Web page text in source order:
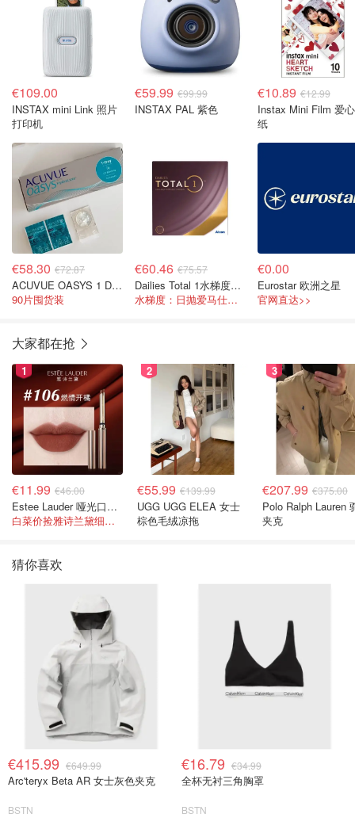
€109.00
INSTAX mini Link 照片
打印机
€59.99 €99.99
INSTAX PAL 紫色
€10.89 €12.99
Instax Mini Film 爱
纸
€58.30 €72.87
ACUVUE OASYS 1 Day日抛
90片囤货装
€60.46 €75.57
Dailies Total 1水梯度隐形眼镜90片
水梯度：日抛爱马仕，比国内还便宜
€0.00
Eurostar 欧洲之星
官网直达>>
大家都在抢
1
€11.99 €46.00
Estee Lauder 哑光口红 double or nothing色号
白菜价捡雅诗兰黛细管！薄涂没毛病
2
€55.99 €139.99
UGG UGG ELEA 女士
棕色毛绒凉拖
3
€207.99 €375.00
Polo Ralph Lauren
夹克
猜你喜欢
€415.99 €649.99
Arc'teryx Beta AR 女士灰色夹克
BSTN
€16.79 €34.99
全杯无衬三角胸罩
BSTN